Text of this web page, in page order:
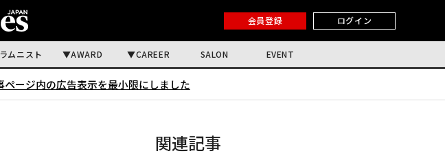
会員登録 ログイン
ムニスト AWARD CAREER SALON EVENT
ページ内の広告表示を最小限にしました
関連記事